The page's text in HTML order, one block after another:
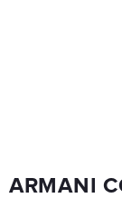
ARMANI